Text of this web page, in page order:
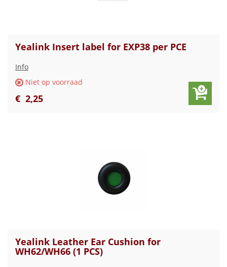
Yealink Insert label for EXP38 per PCE
Info
Niet op voorraad
€ 2,25
Yealink Leather Ear Cushion for
WH62/WH66 (1 PCS)